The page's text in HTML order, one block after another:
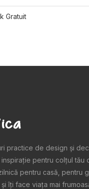
Gratuit
practice de design şi
pentru colţul tău
pentru casă, pentru
îţi face viaţa mai